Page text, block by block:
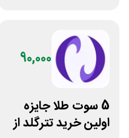
90,000
5 سوت طلا جایزه
اولین خرید تترگلد از